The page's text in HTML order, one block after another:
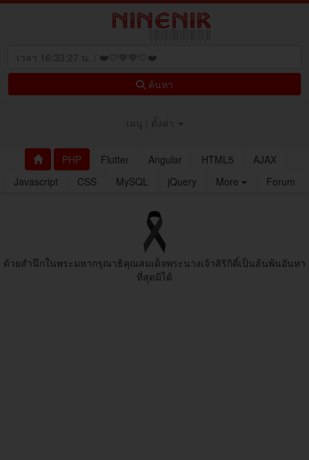
ค้นหา
เมนู | ตั้งค่า
PHP Flutter Angular HTML5
AJAX
Javascript
CSS MySQL jQuery More Forum
ด้วยสํานึกในพระมหากรุณาธิคุณสมเด็จพระนางเจ้าสิริกิติ์เป็นล้นพ้นอันหา
ที่สุดมิได้